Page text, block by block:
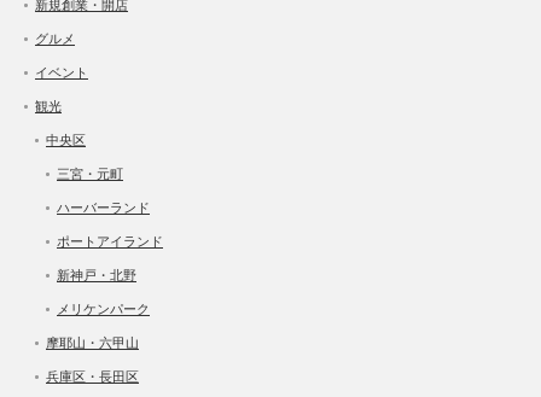
新規創業・開店
グルメ
イベント
観光
中央区
三宮・元町
ハーバーランド
ポートアイランド
新神戸・北野
メリケンパーク
摩耶山・六甲山
兵庫区・長田区